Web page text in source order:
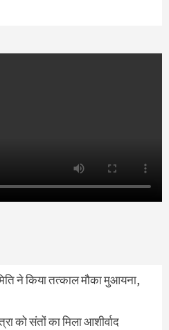
ने किया तत्काल मौका मुआयना,
को संतों का मिला आशीर्वाद